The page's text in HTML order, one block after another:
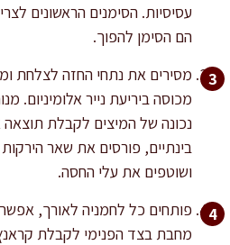
עסיסיות. הסימנים הראשונים
הם הסימן להפוך.
מכוסה ביריעת נייר אלומיניום.
נכונה של המיצים לקבלת
בינתיים, פורסים את שאר
ושוטפים את עלי החסה.
פותחים כל לחמניה לאורך,
מחבת בצד הפנימי לקבלת